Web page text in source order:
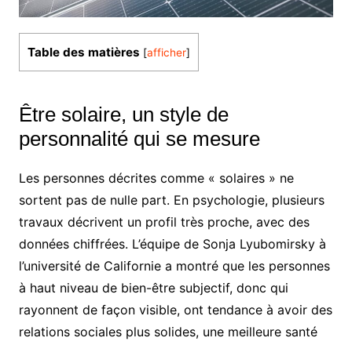
Table des matières [afficher]
Être solaire, un style de
personnalité qui se mesure
Les personnes décrites comme « solaires » ne
sortent pas de nulle part. En psychologie, plusieurs
travaux décrivent un profil très proche, avec des
données chiffrées. L’équipe de Sonja Lyubomirsky à
l’université de Californie a montré que les personnes
à haut niveau de bien-être subjectif, donc qui
rayonnent de façon visible, ont tendance à avoir des
relations sociales plus solides, une meilleure santé